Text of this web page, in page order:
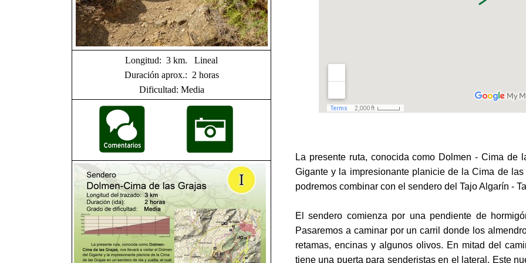
Longitud: 3 km. Lineal
Duración aprox.: 2 horas
Dificultad: Media
La presente ruta, conocida como Dolmen - Cima
Gigante y la impresionante planicie de la Cima de
podremos combinar con el sendero del Tajo Algarín -
El sendero comienza por una pendiente de
Pasaremos a caminar por un carril donde los
retamas, encinas y algunos olivos. En mitad del
tiene una puerta para senderistas en el lateral. Este